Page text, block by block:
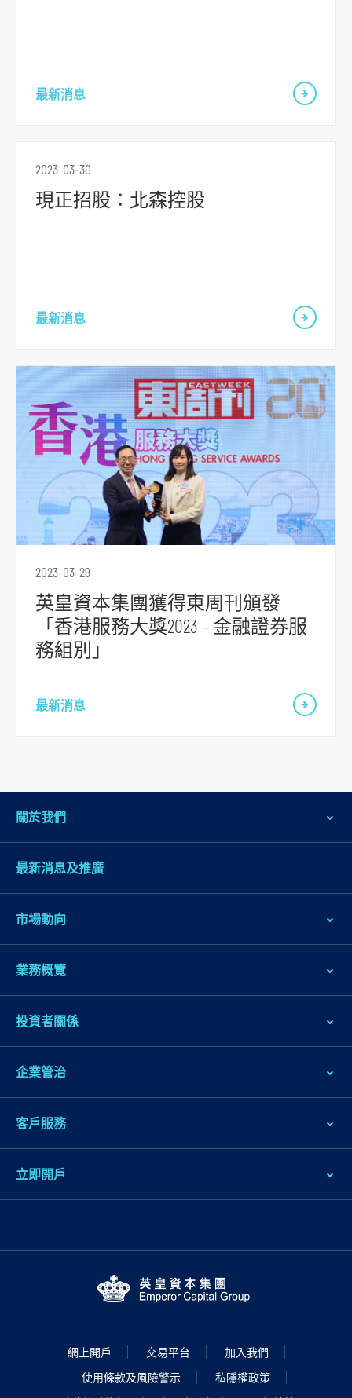
最新消息
2023-03-30
現正招股：北森控股
最新消息
2023-03-29
英皇資本集團獲得東周刊頒發
「香港服務大獎2023 – 金融證券服
務組別」
最新消息
關於我們
最新消息及推廣
市場動向
業務概覽
投資者關係
企業管治
客戶服務
立即開戶
網上開戶 交易平台
加入我們
使用條款及風險警示
私隱權政策